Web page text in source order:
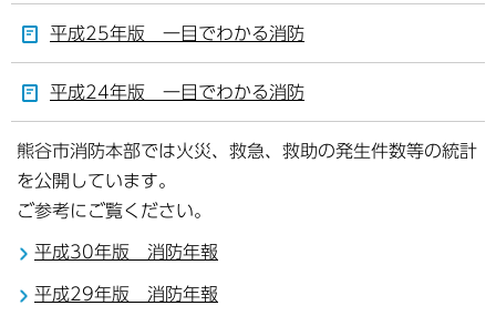
平成25年版 一目でわかる消防
平成24年版 一目でわかる消防
熊谷市消防本部では火災、救急、救助の発生件数等の統計
を公開しています。
ご参考にご覧ください。
平成30年版 消防年報
平成29年版 消防年報